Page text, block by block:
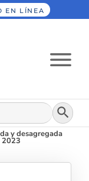
EN LÍNEA
Botón
y desagregada
2023